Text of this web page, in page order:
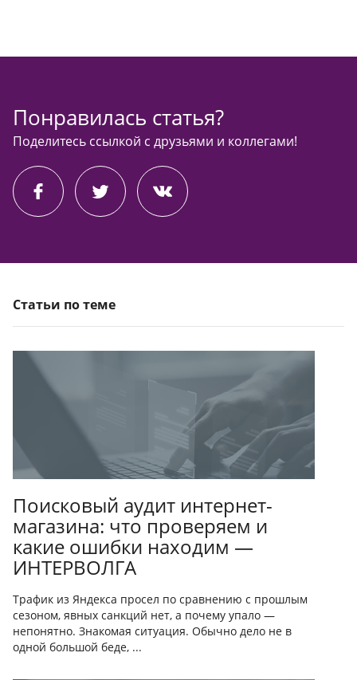
Понравилась статья?
Поделитесь ссылкой с друзьями и коллегами!
Статьи по теме
Поисковый аудит интернет-
магазина: что проверяем и
какие ошибки находим —
ИНТЕРВОЛГА
Трафик из Яндекса просел по сравнению с прошлым
сезоном, явных санкций нет, а почему упало —
непонятно. Знакомая ситуация. Обычно дело не в
одной большой беде, ...